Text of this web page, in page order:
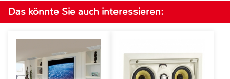
Das könnte Sie auch interessieren: